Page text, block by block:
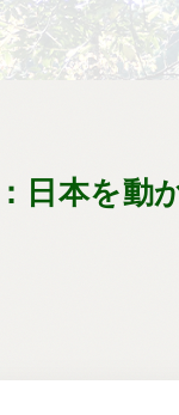
日本を動